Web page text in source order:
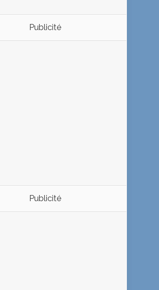
Publicité
Publicité